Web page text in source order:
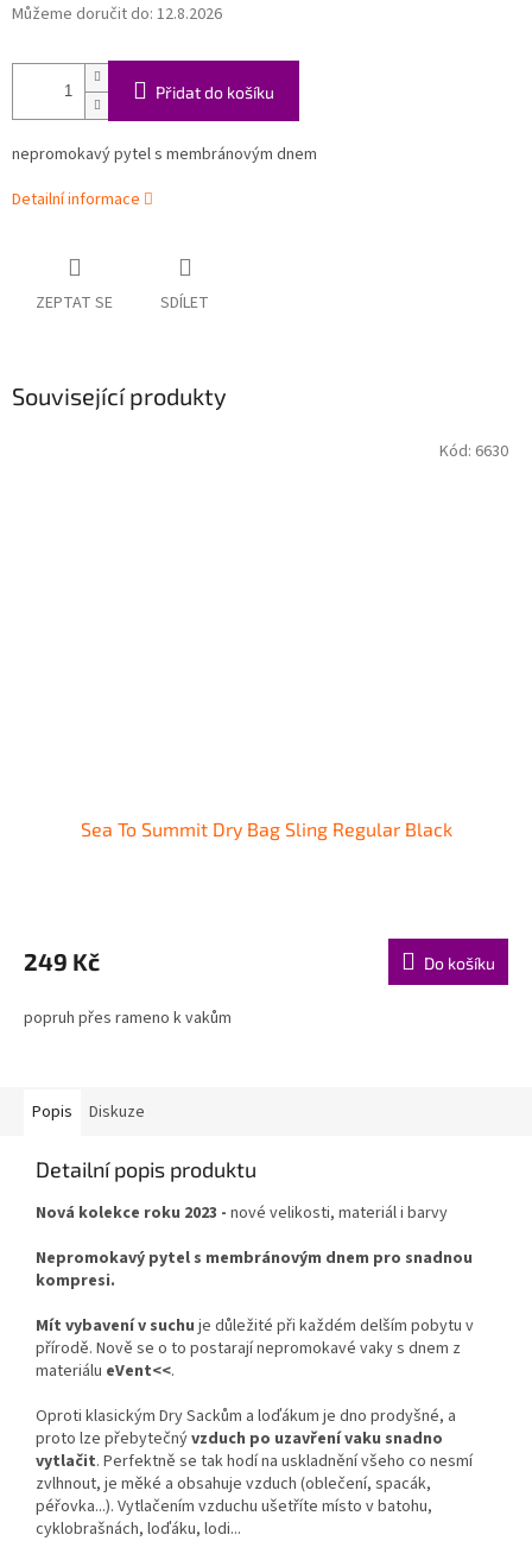
Můžeme doručit do: 12.8.2026
Přidat do košíku
nepromokavý pytel s membránovým dnem
Detailní informace
ZEPTAT SE SDÍLET
Související produkty
Sea To Summit Dry Bag Sling Regular Black
249 Kč Do košíku
popruh přes rameno k vakům
Kód: 6630
Popis Diskuze
Detailní popis produktu
Nová kolekce roku 2023 - nové velikosti, materiál i barvy
Nepromokavý pytel s membránovým dnem pro snadnou
kompresi.
Mít vybavení v suchu je důležité při každém delším pobytu v
přírodě. Nově se o to postarají nepromokavé vaky s dnem z
materiálu eVent<<.
Oproti klasickým Dry Sackům a loďákum je dno prodyšné, a
proto lze přebytečnývzduch po uzavření vaku snadno
vytlačit. Perfektně se tak hodí na uskladnění všeho co nesmí
zvlhnout, je měké a obsahuje vzduch (oblečení, spacák,
péřovka...). Vytlačením vzduchu ušetříte místo v batohu,
cyklobrašnách, loďáku, lodi...